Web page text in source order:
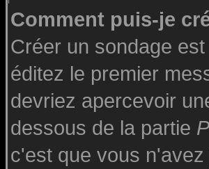
Comment puis-je
Créer un sondage
éditez le premier
devriez apercevoir
dessous de la partie
c'est que vous